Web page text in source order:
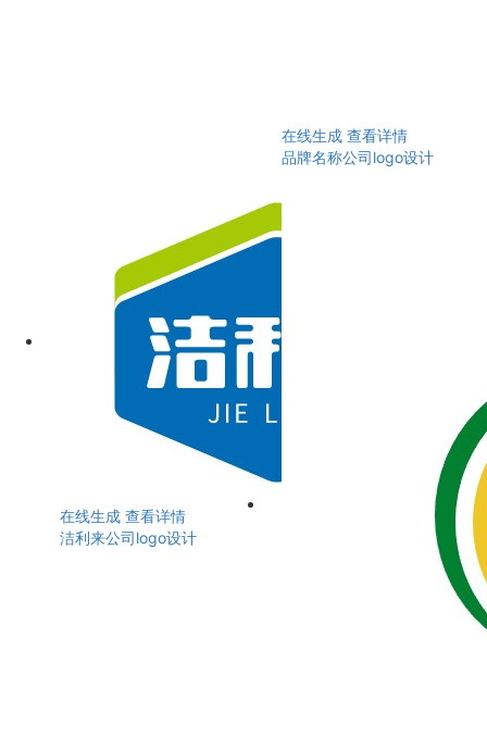
在线生成 查看详情
品牌名称公司logo设计
在线生成 查看详情
洁利来公司logo设计